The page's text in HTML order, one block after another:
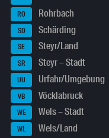
RO Rohrbach
SD Schärding
SE Steyr/Land
SR Steyr – Stadt
UU Urfahr/Umgebung
VB Vöcklabruck
WE Wels – Stadt
WL Wels/Land